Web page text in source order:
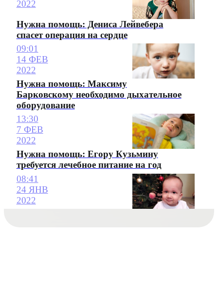
2022
Нужна помощь: Дениса Лейвебера
спасет операция на сердце
09:01
14 ФЕВ
2022
Нужна помощь: Максиму
Барковскому необходимо дыхательное
оборудование
13:30
7 ФЕВ
2022
Нужна помощь: Егору Кузьмину
требуется лечебное питание на год
08:41
24 ЯНВ
2022